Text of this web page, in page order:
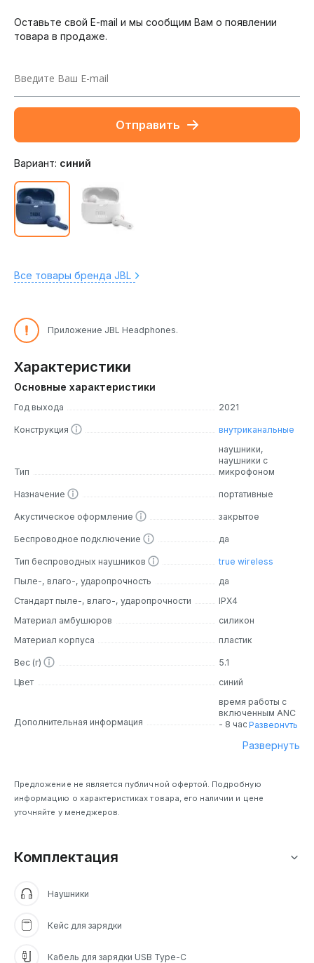
Оставьте свой E-mail и мы сообщим Вам о появлении
товара в продаже.
Отправить
Вариант: синий
Все товары бренда JBL
Приложение JBL Headphones.
Характеристики
Основные характеристики
Год выхода 2021
Конструкция внутриканальные
Тип
наушники,
наушники с
микрофоном
Назначение портативные
Акустическое оформление закрытое
Беспроводное подключение да
Тип беспроводных наушников
true wireless
Пыле-, влаго-, ударопрочность
да
Стандарт пыле-, влаго-, ударопрочности
IPX4
Материал амбушюров
силикон
Материал корпуса
пластик
Вес (г)
5.1
Цвет
синий
Дополнительная информация
время работы с
включенным ANC
- 8 часов
с зарядным
воспроизведения
Развернуть
Развернуть
Предложение не является публичной офертой. Подробную
информацию о характеристиках товара, его наличии и цене
уточняйте у менеджеров.
Комплектация
Наушники
Кейс для зарядки
Кабель для зарядки USB Type-C